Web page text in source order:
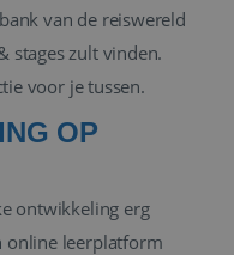
van de reiswereld
stages zult vinden.
voor je tussen.
OP
ontwikkeling erg
online leerplatform